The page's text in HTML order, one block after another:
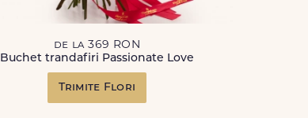
de la 369 RON
Buchet trandafiri Passionate Love
Trimite Flori